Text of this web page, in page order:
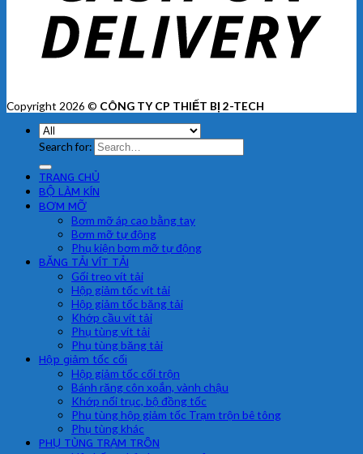
Copyright 2026 © CÔNG TY CP THIẾT BỊ 2-TECH
Search for:
TRANG CHỦ
BỘ LÀM KÍN
BƠM MỠ
Bơm mỡ áp cao bằng tay
Bơm mỡ tự động
Phụ kiện bơm mỡ tự động
BĂNG TẢI VÍT TẢI
Gối treo vít tải
Hộp giảm tốc vít tải
Hộp giảm tốc băng tải
Khớp cầu vít tải
Phụ tùng vít tải
Phụ tùng băng tải
Hộp giảm tốc cối
Hộp giảm tốc cối trộn
Bánh răng côn xoắn, vành chậu
Khớp nối trục, bộ đồng tốc
Phụ tùng hộp giảm tốc Trạm trộn bê tông
Phụ tùng khác
PHỤ TÙNG TRẠM TRÔN